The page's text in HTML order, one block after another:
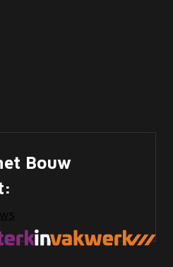
Bouw